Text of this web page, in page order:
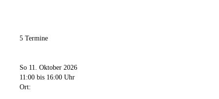
5 Termine
So 11. Oktober 2026
11:00 bis 16:00 Uhr
Ort: